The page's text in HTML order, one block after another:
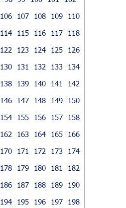
106 107 108 109
110
114 115 116 117
118
122 123 124 125
126
130 131 132 133
134
138 139 140 141
142
146 147 148 149
150
154 155 156 157
158
162 163 164 165
166
170 171 172 173
174
178 179 180 181
182
186 187 188 189
190
194 195 196 197
198